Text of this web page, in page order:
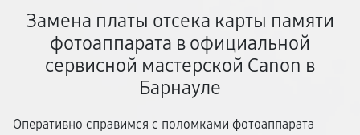
Замена платы отсека карты памяти
фотоаппарата в официальной
сервисной мастерской Canon в
Барнауле
Оперативно справимся с поломками фотоаппарата